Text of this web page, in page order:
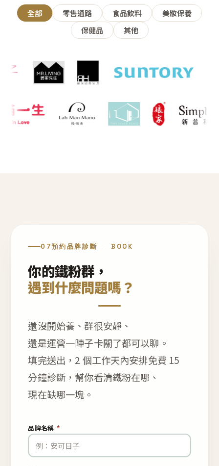
全部 零售通路 食品飲料
美妝保養
保健品
其他
07預約品牌診斷 BOOK
你的鐵粉群，
遇到什麼問題嗎？
還沒開始養、群很安靜、
還是運營一陣子卡關了都可以聊。
填完送出，2 個工作天內安排免費 15
分鐘診斷，幫你看清鐵粉在哪、
現在缺哪一塊。
品牌名稱 *